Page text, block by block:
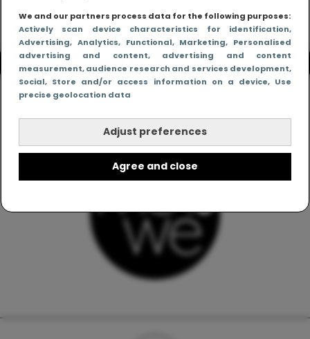
We and our partners process data for the following purposes:
Actively scan device characteristics for identification,
Advertising, Analytics, Functional, Marketing, Personalised
advertising and content, advertising and content
measurement, audience research and services development,
Social, Store and/or access information on a device, Use
precise geolocation data
Adjust preferences
Agree and close